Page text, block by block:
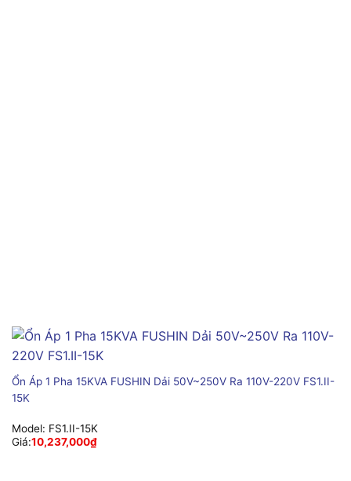
Ổn Áp 1 Pha 15KVA FUSHIN Dải 50V~250V Ra 110V-220V FS1.II-
15K
Model: FS1.II-15K
Giá:10,237,000₫